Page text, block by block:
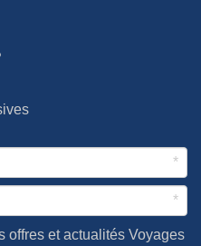
*
*
offres et actualités Voyages